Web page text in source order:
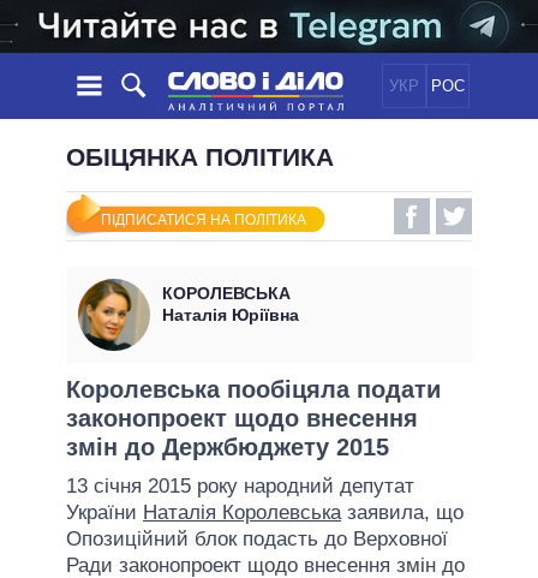
УКР РОС
НОВИНИ
СТРІЧКА
ПОДІЇ
СТАТТІ
ДУМКИ
ОГЛЯДИ
ДАЙДЖЕСТИ
ПОЛІТИКА
ЕКОНОМІКА
СВІТ
ОБIЦЯНКИ
УСІ ПОЛІТИКИ
ПРЕЗИДЕНТ І ОФІС
ВЕРХОВНА РАДА
КАБІНЕТ МІНІСТРІВ
ГОЛОВИ ОБЛАДМІНІСТРАЦІЙ
МЕРИ МІСТ
ВСІ ПЕРСОНИ
ІНФОГРАФІКА
ПІДТРИМАТИ
ОБІЦЯНКА ПОЛІТИКА
ПІДПИСАТИСЯ НА ПОЛІТИКА
КОРОЛЕВСЬКА
Наталія Юріївна
Королевська пообіцяла подати
законопроект щодо внесення
змін до Держбюджету 2015
13 січня 2015 року народний депутат
України Наталія Королевська заявила, що
Опозиційний блок подасть до Верховної
Ради законопроект щодо внесення змін до